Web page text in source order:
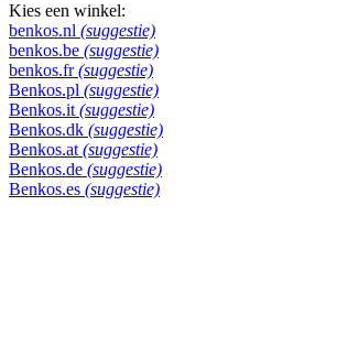
Kies een winkel:
benkos.nl (suggestie)
benkos.be (suggestie)
benkos.fr (suggestie)
Benkos.pl (suggestie)
Benkos.it (suggestie)
Benkos.dk (suggestie)
Benkos.at (suggestie)
Benkos.de (suggestie)
Benkos.es (suggestie)